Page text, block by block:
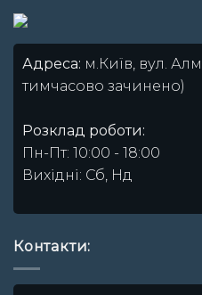
Адреса: м.Київ, вул.
тимчасово зачинено)
Розклад роботи:
Пн-Пт: 10:00 - 18:00
Вихідні: Сб, Нд
Контакти: